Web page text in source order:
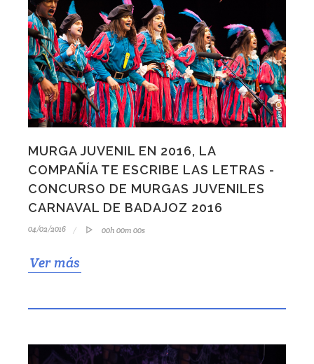
MURGA JUVENIL EN 2016, LA
COMPAÑÍA TE ESCRIBE LAS LETRAS -
CONCURSO DE MURGAS JUVENILES
CARNAVAL DE BADAJOZ 2016
04/02/2016 00h 00m 00s
Ver más